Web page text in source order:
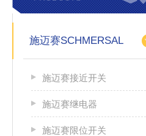
施迈赛SCHMERSAL
施迈赛接近开关
施迈赛继电器
施迈赛限位开关